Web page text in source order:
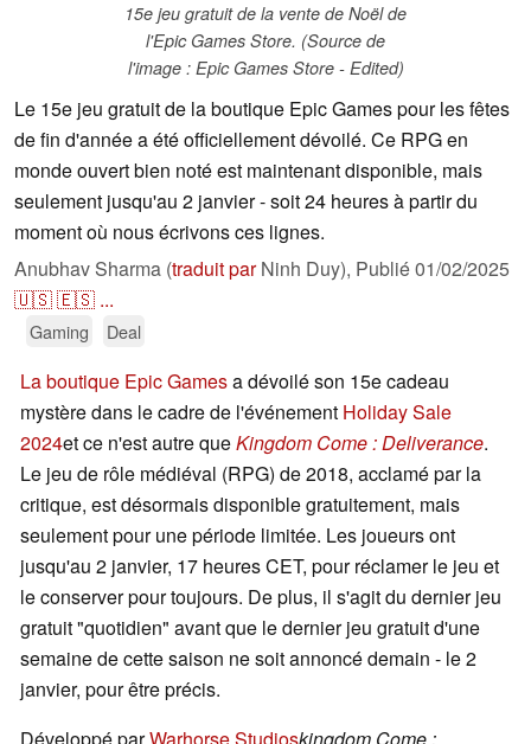
15e jeu gratuit de la vente de Noël de
l'Epic Games Store. (Source de
l'image : Epic Games Store - Edited)
Le 15e jeu gratuit de la boutique Epic Games pour les fêtes
de fin d'année a été officiellement dévoilé. Ce RPG en
monde ouvert bien noté est maintenant disponible, mais
seulement jusqu'au 2 janvier - soit 24 heures à partir du
moment où nous écrivons ces lignes.
Anubhav Sharma (traduit parNinh Duy), Publié01/02/2025
🇺🇸🇪🇸 ...
Gaming Deal
La boutique Epic Gamesa dévoilé son 15e cadeau
mystère dans le cadre de l'événement Holiday Sale
2024et ce n'est autre queKingdom Come : Deliverance.
Le jeu de rôle médiéval (RPG) de 2018, acclamé par la
critique, est désormais disponible gratuitement, mais
seulement pour une période limitée. Les joueurs ont
jusqu'au 2 janvier, 17 heures CET, pour réclamer le jeu et
le conserver pour toujours. De plus, il s'agit du dernier jeu
gratuit "quotidien" avant que le dernier jeu gratuit d'une
semaine de cette saison ne soit annoncé demain - le 2
janvier, pour être précis.